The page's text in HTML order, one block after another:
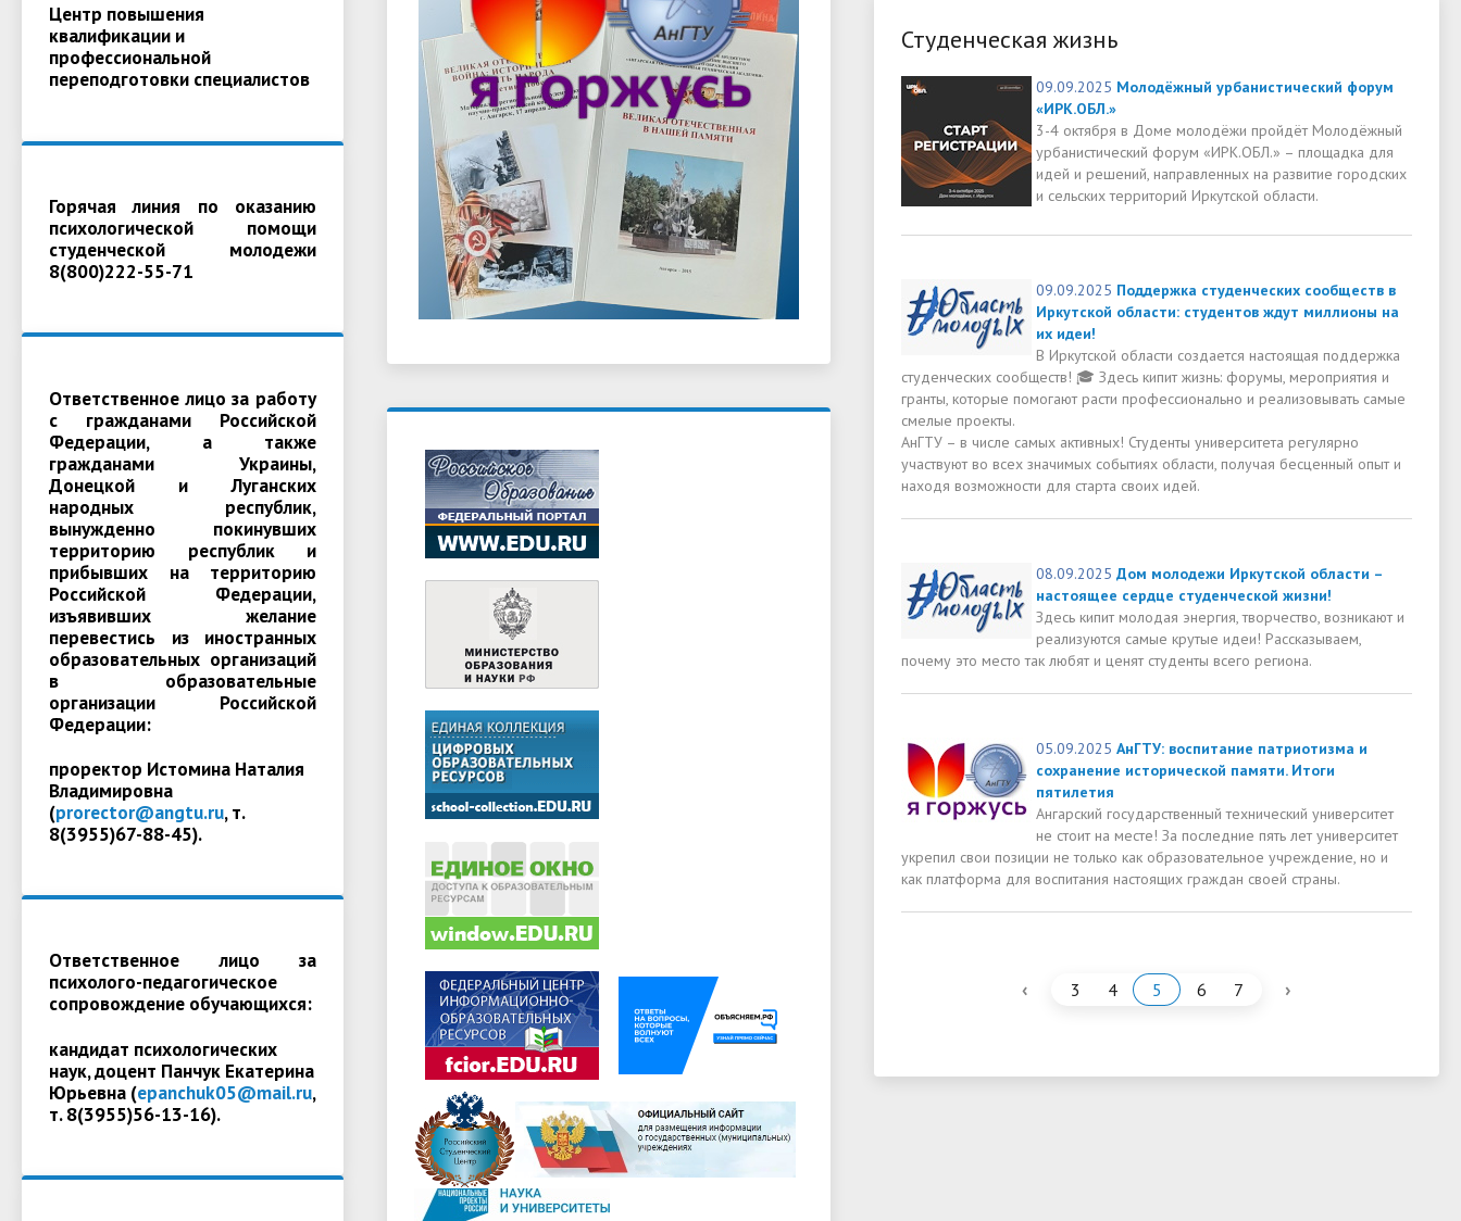
Центр повышения
квалификации и
профессиональной
переподготовки специалистов
Горячая линия по оказанию
психологической помощи
студенческой молодежи
8(800)222-55-71
Ответственное лицо за работу
с гражданами Российской
Федерации, а также
гражданами Украины,
Донецкой и Луганских
народных республик,
вынужденно покинувших
территорию республик и
прибывших на территорию
Российской Федерации,
изъявивших желание
перевестись из иностранных
образовательных организаций
в образовательные
организации Российской
Федерации:
проректор Истомина Наталия
Владимировна
(prorector@angtu.ru, т.
8(3955)67-88-45).
Ответственное лицо за
психолого-педагогическое
сопровождение обучающихся:
кандидат психологических
наук, доцент Панчук Екатерина
Юрьевна (epanchuk05@mail.ru,
т. 8(3955)56-13-16).
Студенческая жизнь
09.09.2025 Молодёжный урбанистический форум
«ИРК.ОБЛ.»
3-4 октября в Доме молодёжи пройдёт Молодёжный
урбанистический форум «ИРК.ОБЛ.» – площадка для
идей и решений, направленных на развитие городских
и сельских территорий Иркутской области.
09.09.2025 Поддержка студенческих сообществ в
Иркутской области: студентов ждут миллионы на
их идеи!
В Иркутской области создается настоящая поддержка
студенческих сообществ! 🎓 Здесь кипит жизнь: форумы, мероприятия и
гранты, которые помогают расти профессионально и реализовывать самые
смелые проекты.
АнГТУ – в числе самых активных! Студенты университета регулярно
участвуют во всех значимых событиях области, получая бесценный опыт и
находя возможности для старта своих идей.
08.09.2025 Дом молодежи Иркутской области –
настоящее сердце студенческой жизни!
Здесь кипит молодая энергия, творчество, возникают и
реализуются самые крутые идеи! Рассказываем,
почему это место так любят и ценят студенты всего региона.
05.09.2025 АнГТУ: воспитание патриотизма и
сохранение исторической памяти. Итоги
пятилетия
Ангарский государственный технический университет
не стоит на месте! За последние пять лет университет
укрепил свои позиции не только как образовательное учреждение, но и
как платформа для воспитания настоящих граждан своей страны.
‹ 3 4 5 6 7 ›